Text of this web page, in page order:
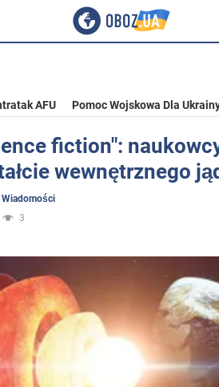
AFU Pomoc Wojskowa Dla
fiction":
wewnętrznego
Wiadomości
3